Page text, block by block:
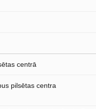
centrā
pilsētas centra